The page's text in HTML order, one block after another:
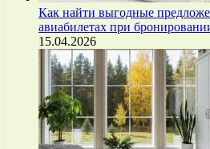
Как найти выгодные
авиабилетах при
15.04.2026